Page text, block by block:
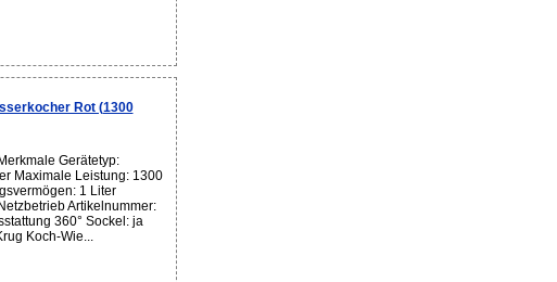
Rot (1300
Gerätetyp:
Maximale Leistung: 1300
1 Liter
Artikelnummer:
360° Sockel: ja
Koch-Wie...